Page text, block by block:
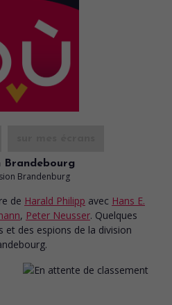
Brandebourg
Brandenburg
de Harald Philipp avec Hans E.
, Peter Neusser. Quelques
et des espions de la division